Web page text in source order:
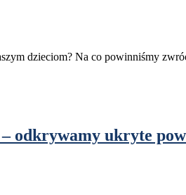
dzieciom? Na co powinniśmy
odkrywamy ukryte